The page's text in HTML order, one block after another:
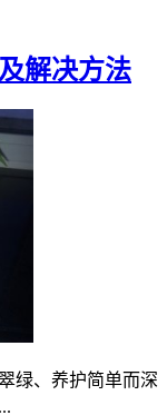
解决方法
绿、养护简单而深